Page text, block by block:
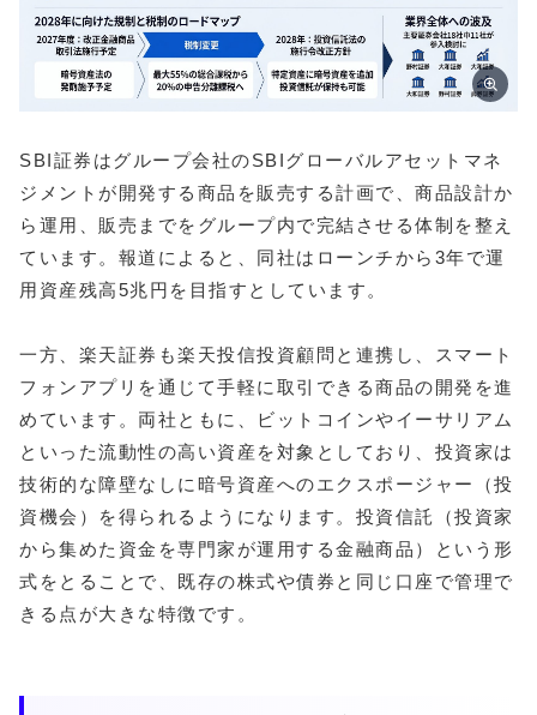
SBI証券はグループ会社のSBIグローバルアセットマネ
ジメントが開発する商品を販売する計画で、商品設計か
ら運用、販売までをグループ内で完結させる体制を整え
ています。報道によると、同社はローンチから3年で運
用資産残高5兆円を目指すとしています。
一方、楽天証券も楽天投信投資顧問と連携し、スマート
フォンアプリを通じて手軽に取引できる商品の開発を進
めています。両社ともに、ビットコインやイーサリアム
といった流動性の高い資産を対象としており、投資家は
技術的な障壁なしに暗号資産へのエクスポージャー（投
資機会）を得られるようになります。投資信託（投資家
から集めた資金を専門家が運用する金融商品）という形
式をとることで、既存の株式や債券と同じ口座で管理で
きる点が大きな特徴です。